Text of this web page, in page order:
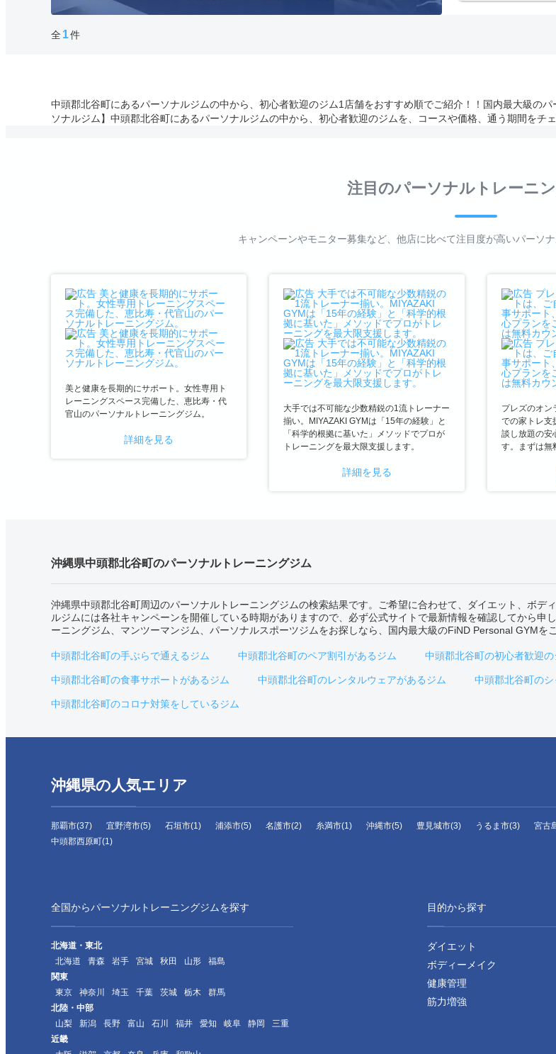
全 1件
中頭郡北谷町にあるパーソナルジムの中から、初心者歓迎のジム1店舗をおすすめ順でご紹介！！国内最大級の
ソナルジム】中頭郡北谷町にあるパーソナルジムの中から、初心者歓迎のジムを、コースや価格、通う期間をチェ
注目のパーソナルトレーニ
キャンペーンやモニター募集など、他店に比べて注目度が高いパーソ
美と健康を長期的にサポート。女性専用ト
レーニングスペース完備した、恵比寿・代
官山のパーソナルトレーニングジム。
詳細を見る
大手では不可能な少数精鋭の1流トレーナー
揃い。MIYAZAKI GYMは「15年の経験」と
「科学的根拠に基いた」メソッドでプロが
トレーニングを最大限支援します。
詳細を見る
プレズのオン
での家トレ支
談し放題の安
す。まずは無
沖縄県中頭郡北谷町のパーソナルトレーニングジム
沖縄県中頭郡北谷町周辺のパーソナルトレーニングジムの検索結果です。ご希望に合わせて、ダイエット、ボ
ルジムには各社キャンペーンを開催している時期がありますので、必ず公式サイトで最新情報を確認してから
ーニングジム、マンツーマンジム、パーソナルスポーツジムをお探しなら、国内最大級のFiND Personal GYMを
中頭郡北谷町の手ぶらで通えるジム 中頭郡北谷町のペア割引があるジム 中頭郡北谷町の初心者歓迎の
中頭郡北谷町の食事サポートがあるジム 中頭郡北谷町のレンタルウェアがあるジム 中頭郡北谷町の
中頭郡北谷町のコロナ対策をしているジム
沖縄県の人気エリア
那覇市(37) 宜野湾市(5) 石垣市(1) 浦添市(5) 名護市(2) 糸満市(1) 沖縄市(5) 豊見城市(3) うるま市(3) 宮古
中頭郡西原町(1)
全国からパーソナルトレーニングジムを探す
北海道・東北
北海道
青森 岩手 宮城 秋田 山形
福島
関東
東京
神奈川 埼玉 千葉 茨城 栃木
群馬
北陸・中部
山梨
新潟 長野 富山 石川 福井 愛知 岐阜 静岡
三重
近畿
目的から探す
ダイエット
ボディーメイク
健康管理
筋力増強